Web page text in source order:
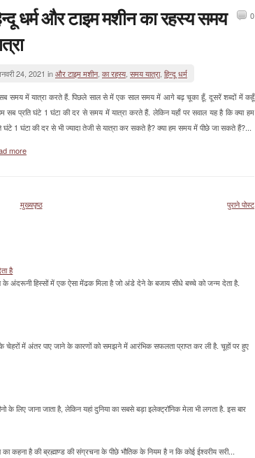
धर्म और टाइम मशीन का रहस्य समय
0
24, 2021 inऔर टाइम मशीन, का रहस्य, समय यात्रा, हिन्दू धर्म
समय में यात्रा करते हैं. पिछले साल से में एक साल समय में आगे बढ़ चूका हूँ. दूसरें शब्दों में कहूँ
सब प्रति घंटे 1 घंटा की दर से समय में यात्रा करते हैं. लेकिन यहाँ पर सवाल यह है कि क्या हम
घंटे 1 घंटा की दर से भी ज्यादा तेजी से यात्रा कर सकते है? क्या हम समय में पीछे जा सकते हैं?...
more
पुराने पोस्ट
मुख्यपृष्ठ
है
के अंदरूनी हिस्सों में एक ऐसा मेंढक मिला है जो अंडे देने के बजाय सीधे बच्चे को जन्म देता है.
चेहरों में अंतर पाए जाने के कारणों को समझने में आरंभिक सफलता प्राप्त कर ली है. चूहों पर हुए
लिए जाना जाता है, लेकिन यहां दुनिया का सबसे बड़ा इलेक्ट्रॉनिक मेला भी लगता है. इस बार
कहना है की ब्रह्माण्ड की संग्रचना के पीछे भौतिक के नियम है न कि कोई ईश्वरीय सरी...